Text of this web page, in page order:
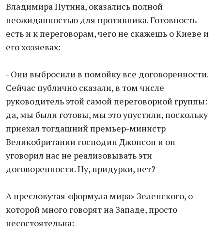
Владимира Путина, оказались полной
неожиданностью для противника. Готовность
есть и к переговорам, чего не скажешь о Киеве и
его хозяевах:
- Они выбросили в помойку все договоренности.
Сейчас публично сказали, в том числе
руководитель этой самой переговорной группы:
да, мы были готовы, мы это упустили, поскольку
приехал тогдашний премьер-министр
Великобритании господин Джонсон и он
уговорил нас не реализовывать эти
договоренности. Ну, придурки, нет?
А пресловутая «формула мира» Зеленского, о
которой много говорят на Западе, просто
несостоятельна: